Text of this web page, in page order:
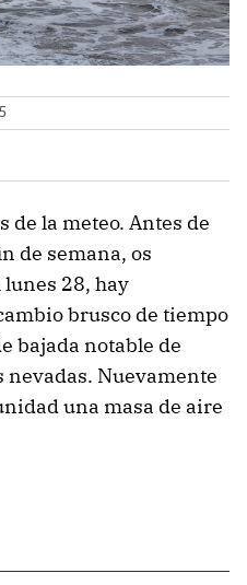
de la meteo. Antes de
de semana, os
28, hay
brusco de tiempo
bajada notable de
Nuevamente
una masa de aire